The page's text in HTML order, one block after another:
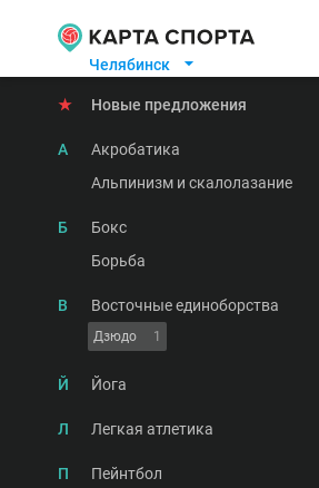
Челябинск 
★ Новые предложения
А Акробатика
Альпинизм и скалолазание
Б Бокс
Борьба
В Восточные единоборства
Дзюдо 1
Й Йога
Л Легкая атлетика
П Пейнтбол